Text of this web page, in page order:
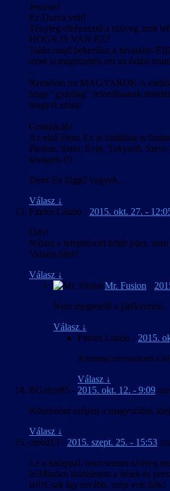
Jesszus!
Ez Durva volt!
Tényleg elképesztő a szöveg amit
HOGY IS VAN EZ?
Talán majd bekerülsz a hivatalos
most is megfizették ezt az óriási
–
Remélem mi MAGYAROK is
hogy “gyárilag” lefordítsanak
lengyel szóra!
–
Gratuláció!
Az első Deus Ex is fordítása is
Piedon, Slain, Evin, Takysoft,
kivágott-!!)
Deus Ex függő vagyok…
Válasz ↓
Finder László - 2015. okt. 27. -
Üdv!
Nálam a telepítésnél hibát jelez,
Valami ötlet?
Válasz ↓
Mr. Fusion -
Nem megfelelő a játékverzió.
Válasz ↓
Finder László - 2015.
Azonnal orvosolom a
Válasz ↓
BGabor85 - 2015. okt. 12. - 9:09
Köszönöm szépen a magyarítást,
Válasz ↓
creed13 - 2015. szept. 25. - 15:53
Le a kalappal, nem semmi szöveg
le!Minden tiszteletem a tiétek és
is!!!Csak így tovább, szép volt fiúk!